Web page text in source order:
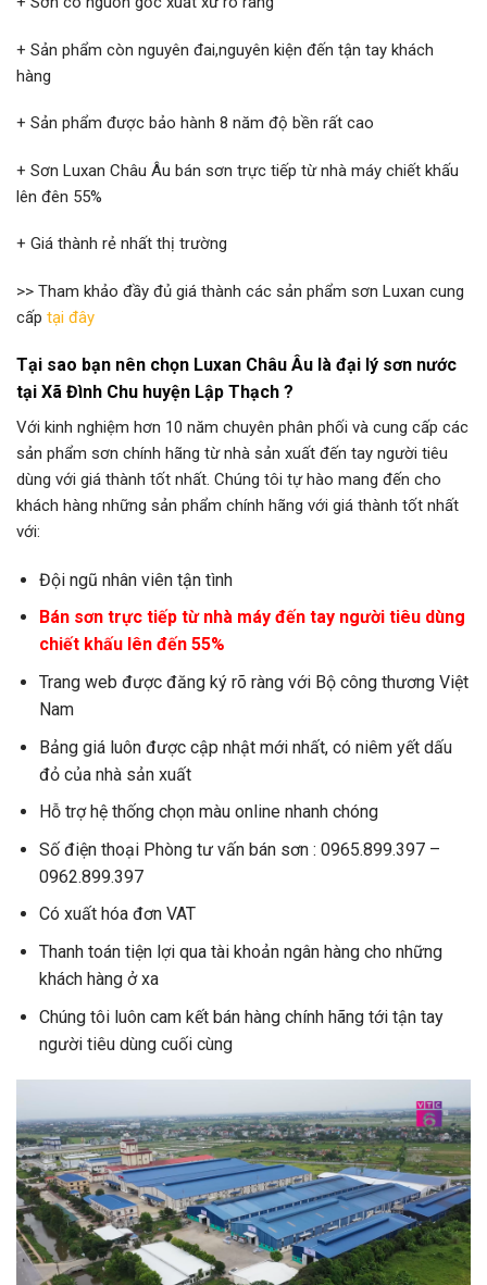
+ Sản phẩm còn nguyên đai,nguyên kiện đến tận tay khách
hàng
+ Sản phẩm được bảo hành 8 năm độ bền rất cao
+ Sơn Luxan Châu Âu bán sơn trực tiếp từ nhà máy chiết khấu
lên đên 55%
+ Giá thành rẻ nhất thị trường
>> Tham khảo đầy đủ giá thành các sản phẩm sơn Luxan cung
cấp tại đây
Tại sao bạn nên chọn Luxan Châu Âu là đại lý sơn nước
tại Xã Đình Chu huyện Lập Thạch ?
Với kinh nghiệm hơn 10 năm chuyên phân phối và cung cấp các
sản phẩm sơn chính hãng từ nhà sản xuất đến tay người tiêu
dùng với giá thành tốt nhất. Chúng tôi tự hào mang đến cho
khách hàng những sản phẩm chính hãng với giá thành tốt nhất
với:
Đội ngũ nhân viên tận tình
Bán sơn trực tiếp từ nhà máy đến tay người tiêu dùng
chiết khấu lên đến 55%
Trang web được đăng ký rõ ràng với Bộ công thương Việt
Nam
Bảng giá luôn được cập nhật mới nhất, có niêm yết dấu
đỏ của nhà sản xuất
Hỗ trợ hệ thống chọn màu online nhanh chóng
Số điện thoại Phòng tư vấn bán sơn : 0965.899.397 –
0962.899.397
Có xuất hóa đơn VAT
Thanh toán tiện lợi qua tài khoản ngân hàng cho những
khách hàng ở xa
Chúng tôi luôn cam kết bán hàng chính hãng tới tận tay
người tiêu dùng cuối cùng